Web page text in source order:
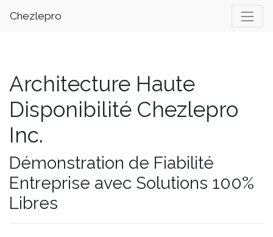
Chezlepro
Architecture Haute
Disponibilité Chezlepro
Inc.
Démonstration de Fiabilité
Entreprise avec Solutions 100%
Libres